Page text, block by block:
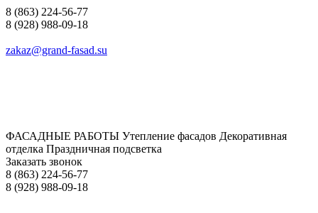
8 (863) 224-56-77
8 (928) 988-09-18
zakaz@grand-fasad.su
ФАСАДНЫЕ РАБОТЫ Утепление фасадов Декоративная
отделка Праздничная подсветка
Заказать звонок
8 (863) 224-56-77
8 (928) 988-09-18